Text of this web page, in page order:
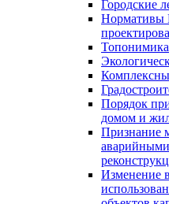
Городские
Нормативы
Топонимика
Порядок
домом и
Признание
Изменение